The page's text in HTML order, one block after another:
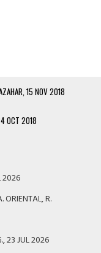
15 NOV 2018
OCT 2018
2026
ORIENTAL, R.
23 JUL 2026